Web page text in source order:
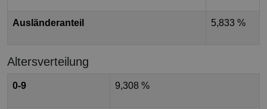
Ausländeranteil 5,833 %
Altersverteilung
0-9 9,308 %